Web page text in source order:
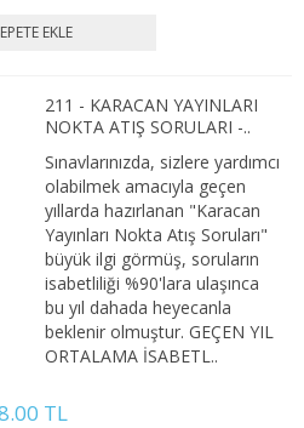
211 - KARACAN YAYINLARI
NOKTA ATIŞ SORULARI -..
Sınavlarınızda, sizlere yardımcı
olabilmek amacıyla geçen
yıllarda hazırlanan "Karacan
Yayınları Nokta Atış Soruları"
büyük ilgi görmüş, soruların
isabetliliği %90'lara ulaşınca
bu yıl dahada heyecanla
beklenir olmuştur. GEÇEN YIL
ORTALAMA İSABETL..
TL